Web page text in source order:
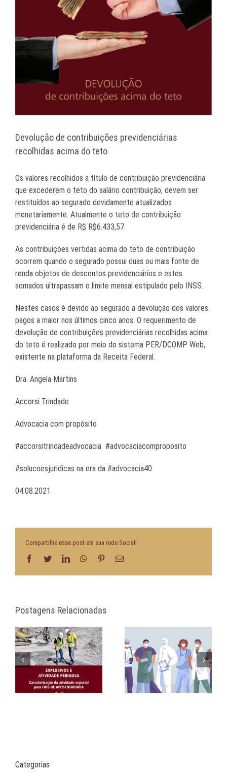
Devolução de contribuições previdenciárias
recolhidas acima do teto
Os valores recolhidos a título de contribuição previdenciária
que excederem o teto do salário contribuição, devem ser
restituídos ao segurado devidamente atualizados
monetariamente. Atualmente o teto de contribuição
previdenciária é de R$ R$6.433,57.
As contribuições vertidas acima do teto de contribuição
ocorrem quando o segurado possui duas ou mais fonte de
renda objetos de descontos previdenciários e estes
somados ultrapassam o limite mensal estipulado pelo INSS.
Nestes casos é devido ao segurado a devolução dos valores
pagos a maior nos últimos cinco anos. O requerimento de
devolução de contribuições previdenciárias recolhidas acima
do teto é realizado por meio do sistema PER/DCOMP Web,
existente na plataforma da Receita Federal.
Dra. Angela Martins
Accorsi Trindade
Advocacia com propósito
#accorsitrindadeadvocacia #advocaciacomproposito
#solucoesjuridicas na era da #advocacia40
04.08.2021
Compartilhe esse post em sua rede Social!
Facebook
TwitterLinkedInWhatsApp
Pinterest
E-
Postagens Relacionadas
IDADE MÍNIMA PARA A
APOSENTADORIA
ESPECIAL
PLANEJAMENTO
PREVIDENCIÁRIO
Categorias